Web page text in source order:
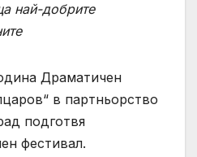
най-добрите
Драматичен
в партньорство
подготвя
фестивал.